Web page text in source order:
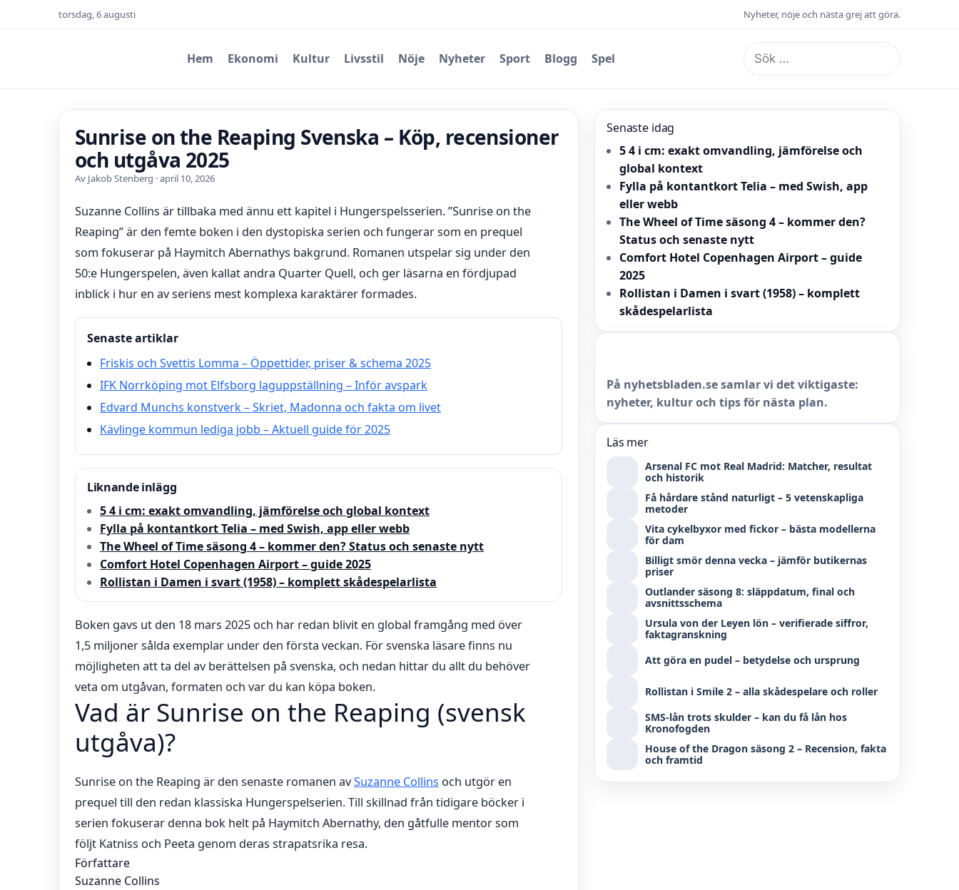
torsdag, 6 augusti Nyheter, nöje och nästa grej att göra.
Hem Ekonomi Kultur Livsstil Nöje Nyheter Sport Blogg Spel
Sök
efter:
Sunrise on the Reaping Svenska – Köp, recensioner
och utgåva 2025
Av Jakob Stenberg · april 10, 2026
Suzanne Collins är tillbaka med ännu ett kapitel i Hungerspelsserien. ”Sunrise on the
Reaping” är den femte boken i den dystopiska serien och fungerar som en prequel
som fokuserar på Haymitch Abernathys bakgrund. Romanen utspelar sig under den
50:e Hungerspelen, även kallat andra Quarter Quell, och ger läsarna en fördjupad
inblick i hur en av seriens mest komplexa karaktärer formades.
Senaste artiklar
Friskis och Svettis Lomma – Öppettider, priser & schema 2025
IFK Norrköping mot Elfsborg laguppställning – Inför avspark
Edvard Munchs konstverk – Skriet, Madonna och fakta om livet
Kävlinge kommun lediga jobb – Aktuell guide för 2025
Liknande inlägg
5 4 i cm: exakt omvandling, jämförelse och global kontext
Fylla på kontantkort Telia – med Swish, app eller webb
The Wheel of Time säsong 4 – kommer den? Status och senaste nytt
Comfort Hotel Copenhagen Airport – guide 2025
Rollistan i Damen i svart (1958) – komplett skådespelarlista
Boken gavs ut den 18 mars 2025 och har redan blivit en global framgång med över
1,5 miljoner sålda exemplar under den första veckan. För svenska läsare finns nu
möjligheten att ta del av berättelsen på svenska, och nedan hittar du allt du behöver
veta om utgåvan, formaten och var du kan köpa boken.
Vad är Sunrise on the Reaping (svensk
utgåva)?
Sunrise on the Reaping är den senaste romanen avSuzanne Collins och utgör en
prequel till den redan klassiska Hungerspelserien. Till skillnad från tidigare böcker i
serien fokuserar denna bok helt på Haymitch Abernathy, den gåtfulle mentor som
följt Katniss och Peeta genom deras strapatsrika resa.
Författare
Suzanne Collins
Senaste idag
5 4 i cm: exakt omvandling, jämförelse och
global kontext
Fylla på kontantkort Telia – med Swish, app
eller webb
The Wheel of Time säsong 4 – kommer den?
Status och senaste nytt
Comfort Hotel Copenhagen Airport – guide
2025
Rollistan i Damen i svart (1958) – komplett
skådespelarlista
På nyhetsbladen.se samlar vi det viktigaste:
nyheter, kultur och tips för nästa plan.
Läs mer
Arsenal FC mot Real Madrid: Matcher, resultat
och historik
Få hårdare stånd naturligt – 5 vetenskapliga
metoder
Vita cykelbyxor med fickor – bästa modellerna
för dam
Billigt smör denna vecka – jämför butikernas
priser
Outlander säsong 8: släppdatum, final och
avsnittsschema
Ursula von der Leyen lön – verifierade siffror,
faktagranskning
Att göra en pudel – betydelse och ursprung
Rollistan i Smile 2 – alla skådespelare och roller
SMS-lån trots skulder – kan du få lån hos
Kronofogden
House of the Dragon säsong 2 – Recension, fakta
och framtid